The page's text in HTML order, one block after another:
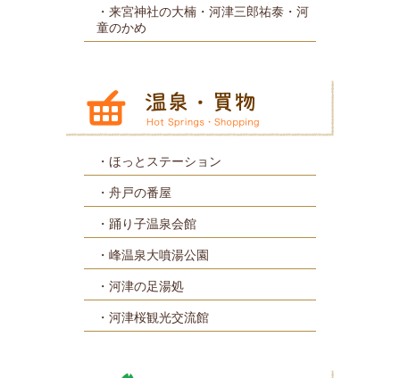
来宮神社の大楠・河津三郎祐泰・河
童のかめ
ほっとステーション
舟戸の番屋
踊り子温泉会館
峰温泉大噴湯公園
河津の足湯処
河津桜観光交流館